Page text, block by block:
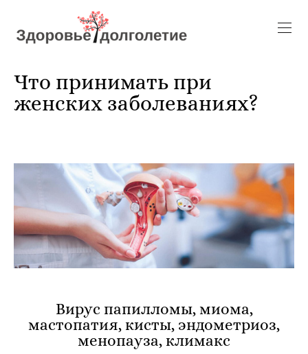
Что принимать при
женских заболеваниях?
Вирус папилломы, миома,
мастопатия, кисты, эндометриоз,
менопауза, климакс